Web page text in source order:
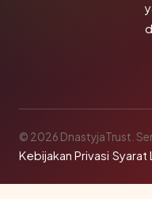
© 2026 DnastyjaTrust.
Kebijakan Privasi·Syarat